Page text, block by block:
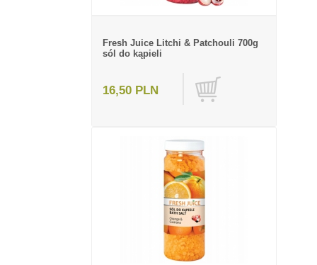
Fresh Juice Litchi & Patchouli 700g
sól do kąpieli
16,50 PLN